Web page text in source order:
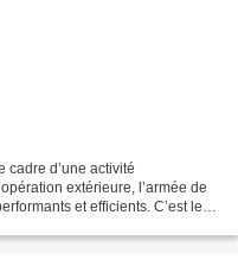
cadre d’une activité
extérieure, l’armée de
et efficients. C’est le